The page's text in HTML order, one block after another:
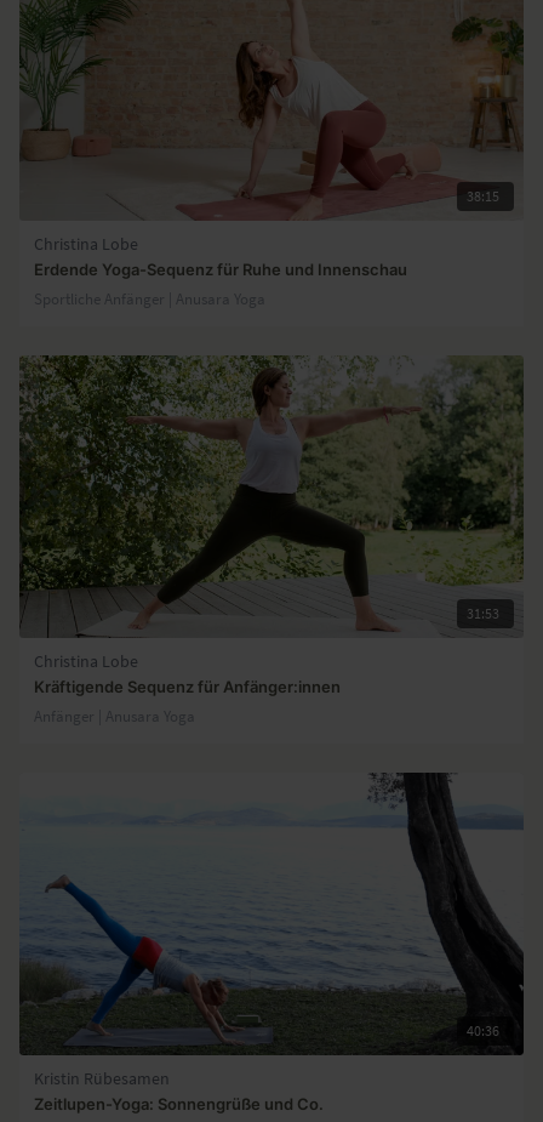
38:15
Christina Lobe
Erdende Yoga-Sequenz für Ruhe und Innenschau
Sportliche Anfänger | Anusara Yoga
31:53
Christina Lobe
Kräftigende Sequenz für Anfänger:innen
Anfänger | Anusara Yoga
40:36
Kristin Rübesamen
Zeitlupen-Yoga: Sonnengrüße und Co.